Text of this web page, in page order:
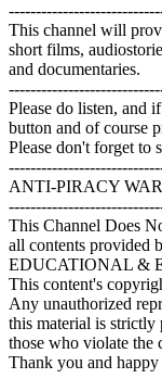
This channel will
short films,
and documentaries.
Please do listen, and
button and of course
Please don't forget to
ANTI-PIRACY
This Channel Does
all contents provided
EDUCATIONAL &
This content's
Any unauthorized
this material is
those who violate the
Thank you and